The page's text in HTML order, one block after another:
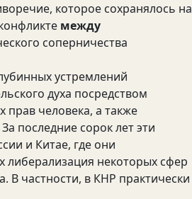
которое сохранялось на
между
соперничества
устремлений
духа посредством
человека, а также
последние сорок лет эти
и Китае, где они
либерализация некоторых сфер
В частности, в КНР практически